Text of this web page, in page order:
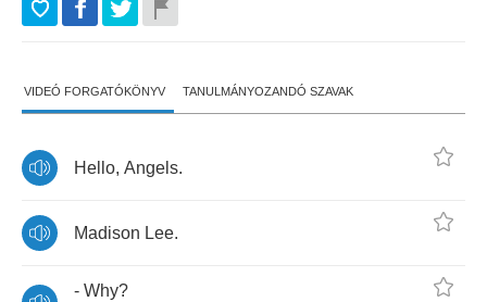
VIDEÓ FORGATÓKÖNYV TANULMÁNYOZANDÓ SZAVAK
Hello, Angels.
Madison Lee.
- Why?